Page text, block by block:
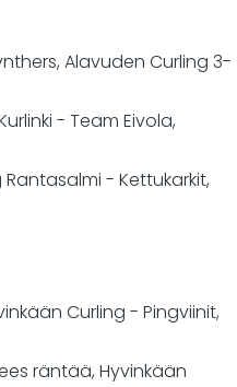
Alavuden Curling 3-
- Team Eivola,
- Kettukarkit,
Curling - Pingviinit,
räntää, Hyvinkään